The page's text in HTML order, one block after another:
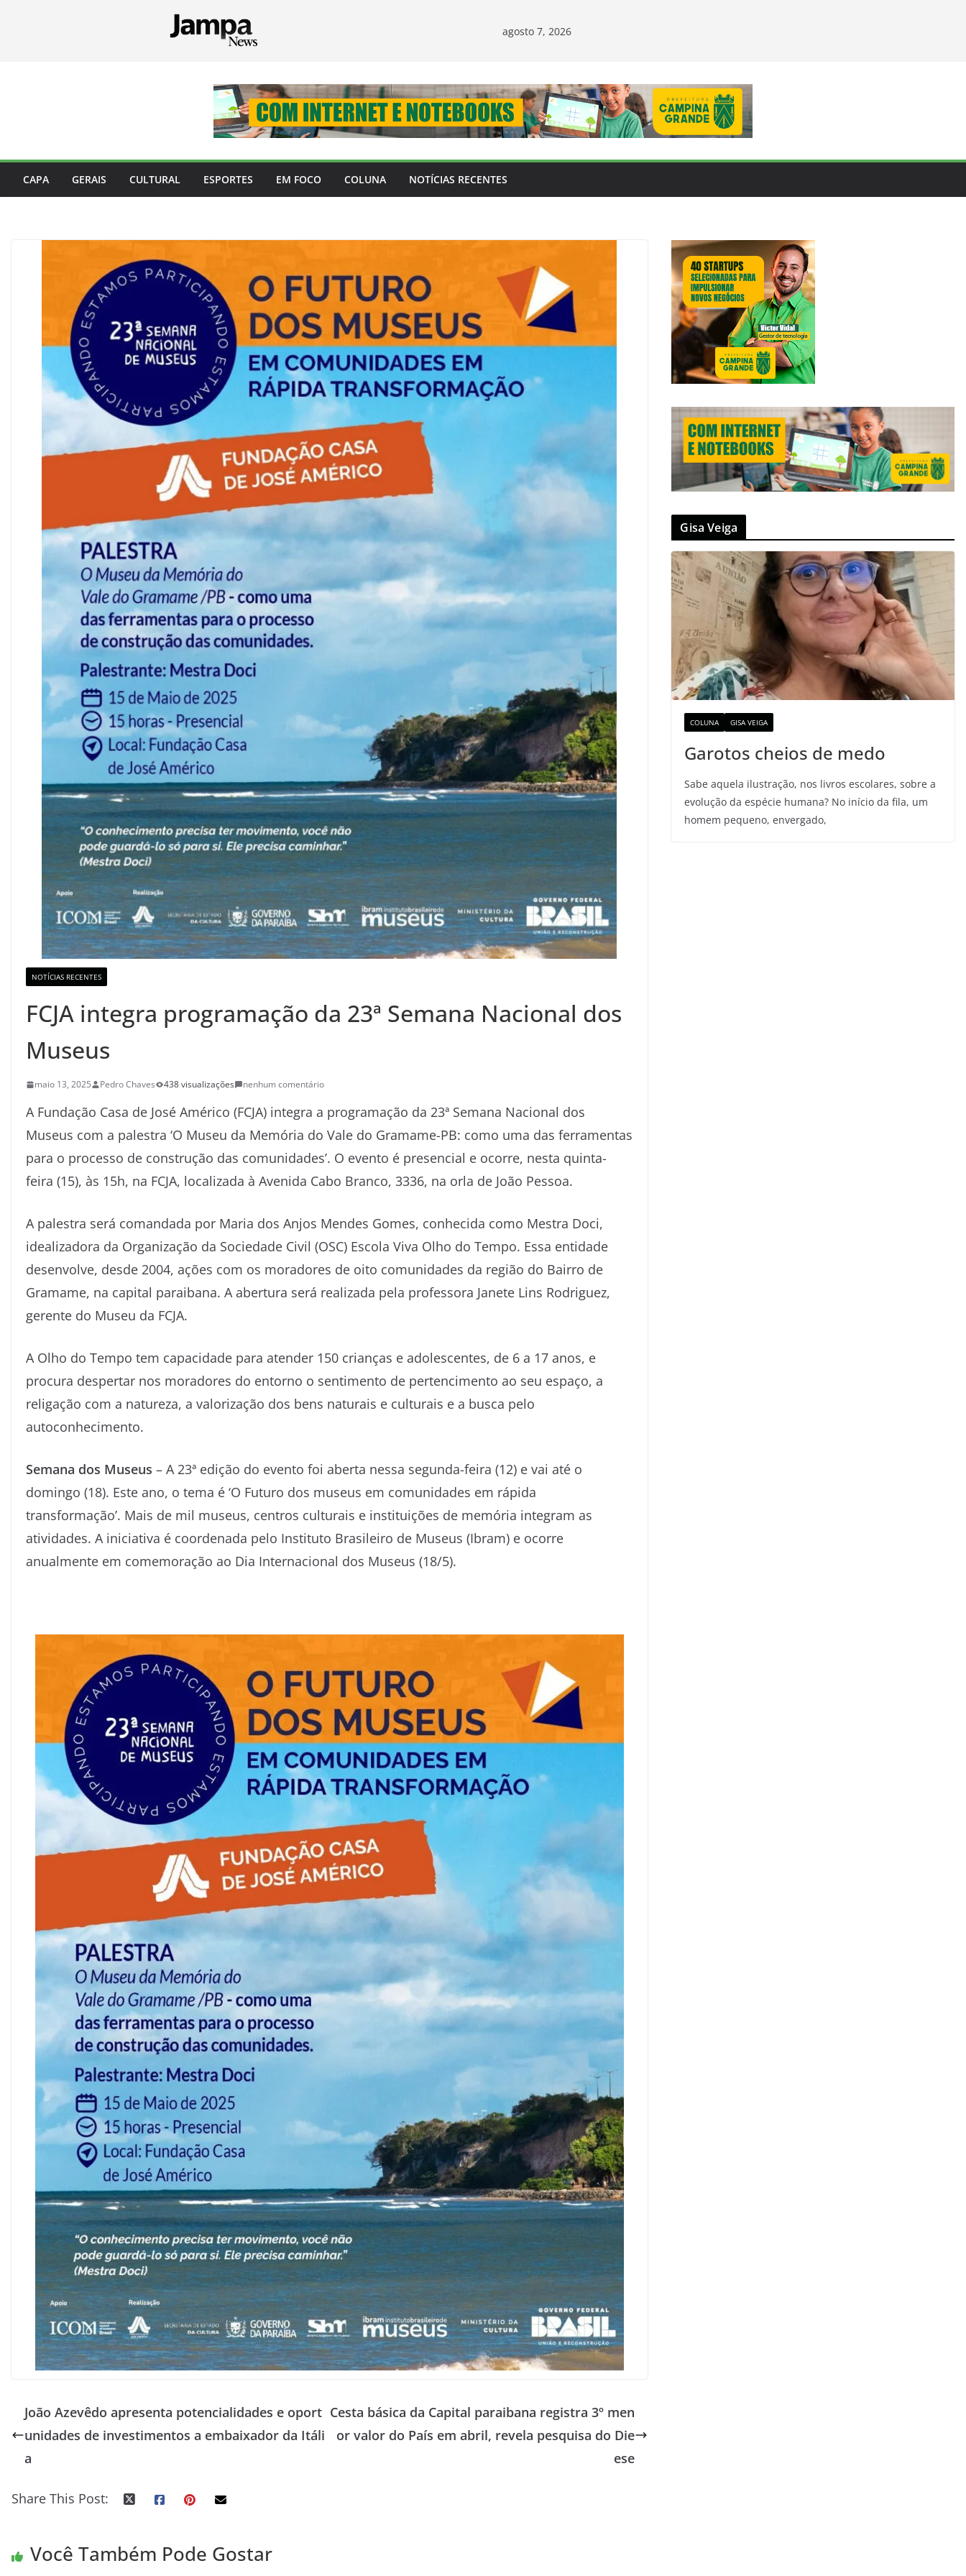
agosto 7, 2026
CAPA GERAIS CULTURAL ESPORTES EM FOCO COLUNA NOTÍCIAS RECENTES
NOTÍCIAS RECENTES
FCJA integra programação da 23ª Semana Nacional dos
Museus
maio 13, 2025 Pedro Chaves 438 visualizações nenhum comentário
A Fundação Casa de José Américo (FCJA) integra a programação da 23ª Semana Nacional dos
Museus com a palestra ‘O Museu da Memória do Vale do Gramame-PB: como uma das ferramentas
para o processo de construção das comunidades’. O evento é presencial e ocorre, nesta quinta-
feira (15), às 15h, na FCJA, localizada à Avenida Cabo Branco, 3336, na orla de João Pessoa.
A palestra será comandada por Maria dos Anjos Mendes Gomes, conhecida como Mestra Doci,
idealizadora da Organização da Sociedade Civil (OSC) Escola Viva Olho do Tempo. Essa entidade
desenvolve, desde 2004, ações com os moradores de oito comunidades da região do Bairro de
Gramame, na capital paraibana. A abertura será realizada pela professora Janete Lins Rodriguez,
gerente do Museu da FCJA.
A Olho do Tempo tem capacidade para atender 150 crianças e adolescentes, de 6 a 17 anos, e
procura despertar nos moradores do entorno o sentimento de pertencimento ao seu espaço, a
religação com a natureza, a valorização dos bens naturais e culturais e a busca pelo
autoconhecimento.
Semana dos Museus – A 23ª edição do evento foi aberta nessa segunda-feira (12) e vai até o
domingo (18). Este ano, o tema é ‘O Futuro dos museus em comunidades em rápida
transformação’. Mais de mil museus, centros culturais e instituições de memória integram as
atividades. A iniciativa é coordenada pelo Instituto Brasileiro de Museus (Ibram) e ocorre
anualmente em comemoração ao Dia Internacional dos Museus (18/5).
João Azevêdo apresenta potencialidades e oport
unidades de investimentos a embaixador da Itáli
a
Cesta básica da Capital paraibana registra 3º men
or valor do País em abril, revela pesquisa do Die
ese
Share This Post:
Você Também Pode Gostar
Gisa Veiga
COLUNA GISA VEIGA
Garotos cheios de medo
Sabe aquela ilustração, nos livros escolares, sobre a
evolução da espécie humana? No início da fila, um
homem pequeno, envergado,